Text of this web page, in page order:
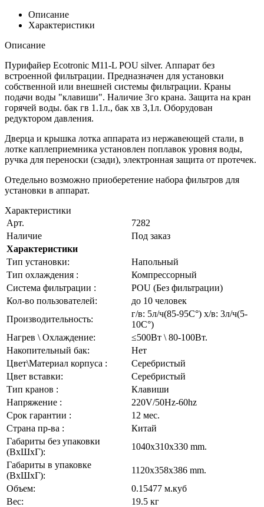
Описание
Характеристики
Описание
Пурифайер Ecotronic M11-L POU silver. Аппарат без
встроенной фильтрации. Предназначен для установки
собственной или внешней системы фильтрации. Краны
подачи воды "клавиши". Наличие 3го крана. Защита на кран
горячей воды. бак гв 1.1л., бак хв 3,1л. Оборудован
редуктором давления.
Дверца и крышка лотка аппарата из нержавеющей стали, в
лотке каплеприемника установлен поплавок уровня воды,
ручка для переноски (сзади), электронная защита от протечек.
Отедельно возможно приоберетение набора фильтров для
установки в аппарат.
Характеристики
Арт.
7282
Наличие
Под заказ
Характеристики
Тип установки:
Напольный
Тип охлаждения :
Компрессорный
Система фильтрации :
POU (Без фильтрации)
Кол-во пользователей:
до 10 человек
Производительность:
г/в: 5л/ч(85-95C°) х/в: 3л/ч(5-
10C°)
Нагрев \ Охлаждение:
≤500Вт \ 80-100Вт.
Накопительный бак:
Нет
Цвет\Материал корпуса :
Серебристый
Цвет вставки:
Серебристый
Тип кранов :
Клавиши
Напряжение :
220V/50Hz-60hz
Срок гарантии :
12 мес.
Страна пр-ва :
Китай
Габариты без упаковки
(ВxШxГ):
1040x310x330 mm.
Габариты в упаковке
(ВxШxГ):
1120x358x386 mm.
Объем:
0.15477 м.куб
Вес:
19.5 кг